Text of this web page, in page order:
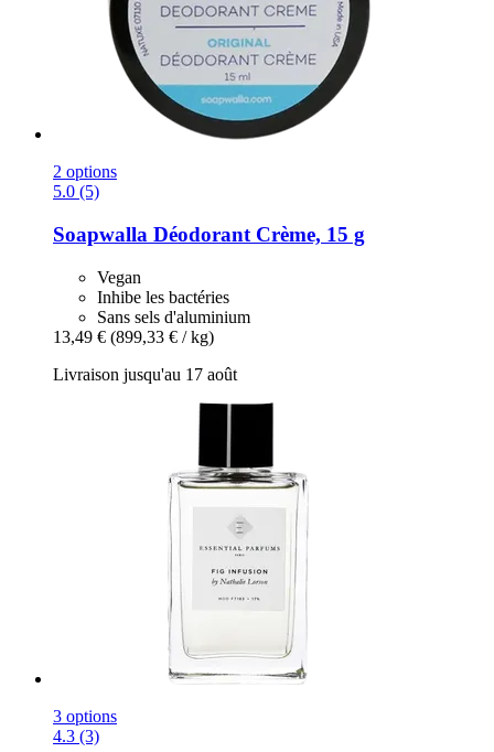
2 options
5.0 (5)
Soapwalla Déodorant Crème, 15 g
Vegan
Inhibe les bactéries
Sans sels d'aluminium
13,49 € (899,33 € / kg)
Livraison jusqu'au 17 août
3 options
4.3 (3)